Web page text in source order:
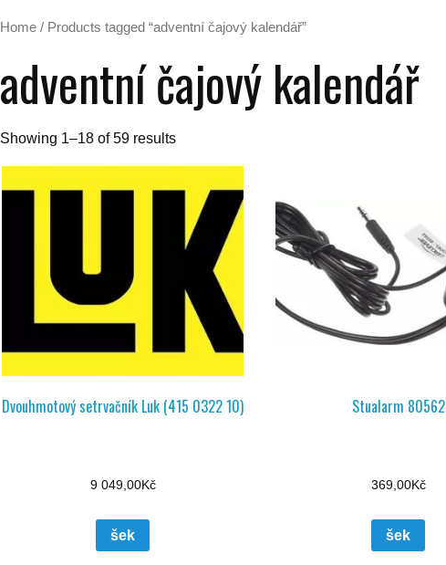
Home / Products tagged “adventní čajový kalendář”
adventní čajový kalendář
Showing 1–18 of 59 results
Dvouhmotový setrvačník Luk (415 0322 10)
9 049,00Kč
šek
Stualarm 80562
369,00Kč
šek